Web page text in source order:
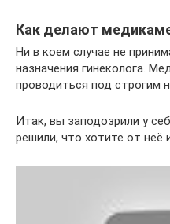
Как делают
Ни в коем случае не
назначения гинеколога.
проводиться под строгим
Итак, вы заподозрили у
решили, что хотите от неё